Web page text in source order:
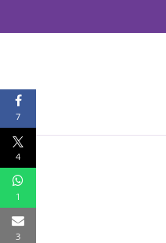
7
4
1
3